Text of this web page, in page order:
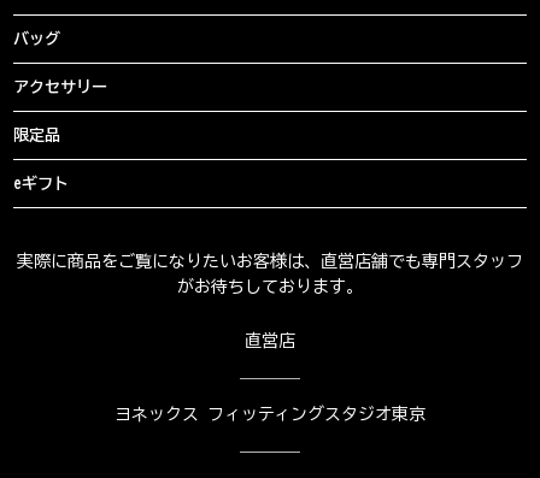
バッグ
アクセサリー
限定品
eギフト
実際に商品をご覧になりたいお客様は、直営店舗でも専門スタッフ
がお待ちしております。
直営店
ヨネックス フィッティングスタジオ東京